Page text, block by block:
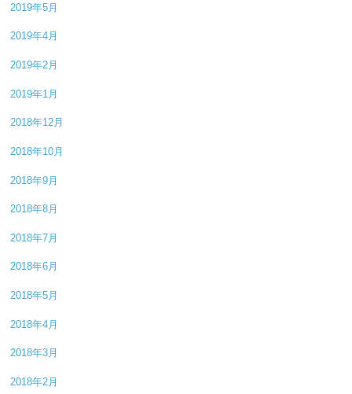
2019年5月
2019年4月
2019年2月
2019年1月
2018年12月
2018年10月
2018年9月
2018年8月
2018年7月
2018年6月
2018年5月
2018年4月
2018年3月
2018年2月